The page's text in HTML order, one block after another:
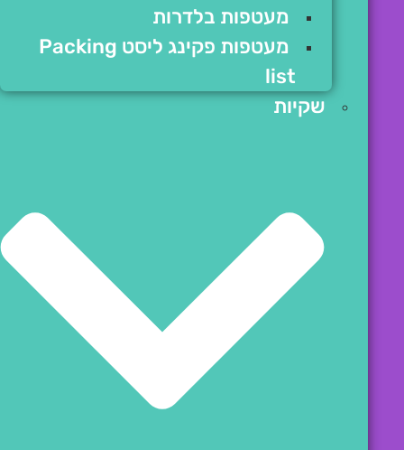
מעטפות בלדרות
מעטפות פקינג ליסט Packing
list
שקיות